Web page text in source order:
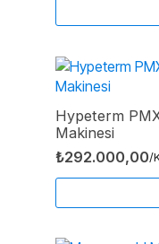
Hypeterm
Makinesi
₺292.000,00/